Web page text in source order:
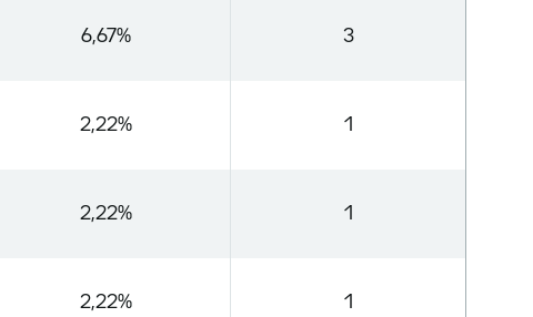
6,67% 3
2,22% 1
2,22% 1
2,22% 1